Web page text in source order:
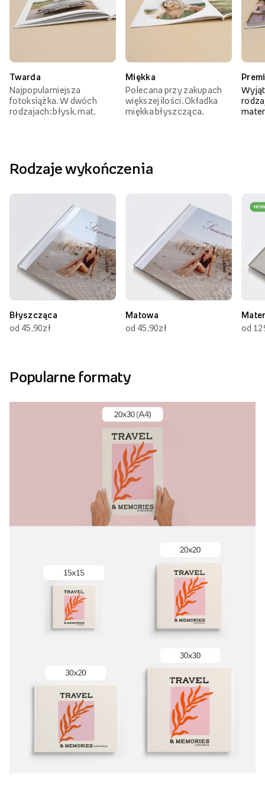
Twarda
Najpopularniejsza
fotoksiążka. W dwóch
rodzajach: błysk, mat.
Miękka
Polecana przy zakupach
większej ilości. Okładka
miękka błyszcząca.
Rodzaje wykończenia
Błyszcząca
od 45,90zł
Matowa
od 45,90zł
od
Popularne formaty